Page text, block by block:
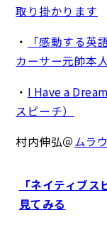
取り掛かります
・
「感動する
カーサー元帥本
・ I Have a
スピーチ）
村内伸弘＠ムラ
「ネイティブ
見てみる